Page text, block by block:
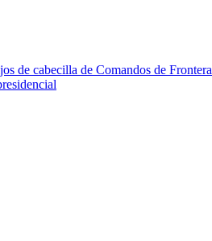
de cabecilla de Comandos de Frontera